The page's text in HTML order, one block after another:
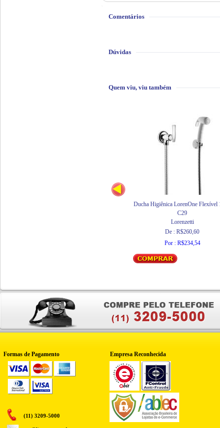
Comentários
Dúvidas
Quem viu, viu também
Ducha Higiênica LorenOne Flexível
C29
Lorenzetti
De : R$260,60
Por : R$234,54
Formas de Pagamento Empresa Reconhecida
(11) 3209-5000